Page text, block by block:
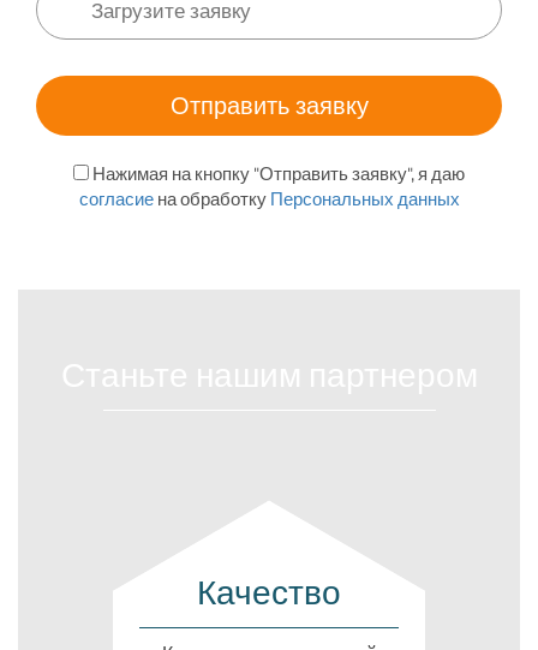
Нажимая на кнопку "Отправить заявку", я даю
согласиена обработку Персональных данных
Качество